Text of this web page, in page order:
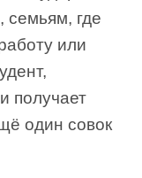
семьям, где
или
получает
один совок